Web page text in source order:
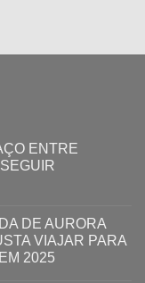
ENTRE
DE AURORA
VIAJAR PARA
2025